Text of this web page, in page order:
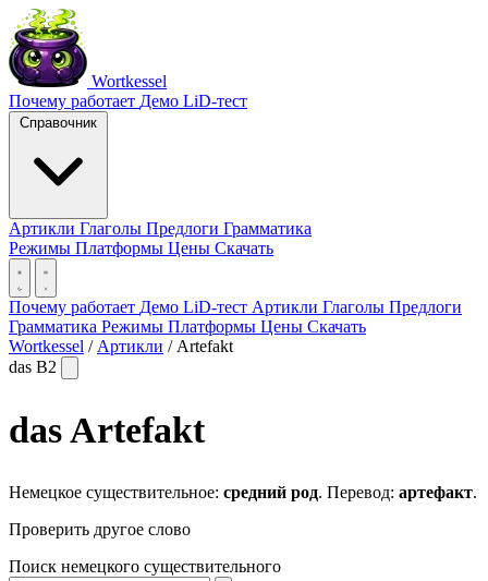
Wortkessel
Почему работает Демо LiD-тест
Справочник
Артикли Глаголы Предлоги Грамматика
Режимы Платформы Цены Скачать
Почему работает Демо LiD-тест Артикли Глаголы Предлоги
Грамматика Режимы Платформы Цены Скачать
Wortkessel / Артикли / Artefakt
das B2
dasArtefakt
Немецкое существительное: средний род. Перевод: артефакт.
Проверить другое слово
Поиск немецкого существительного